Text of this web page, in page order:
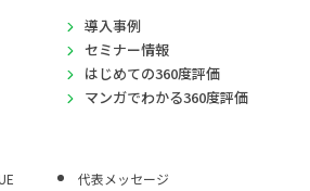
導入事例
セミナー情報
はじめての360度評価
マンガでわかる360度評価
代表メッセージ